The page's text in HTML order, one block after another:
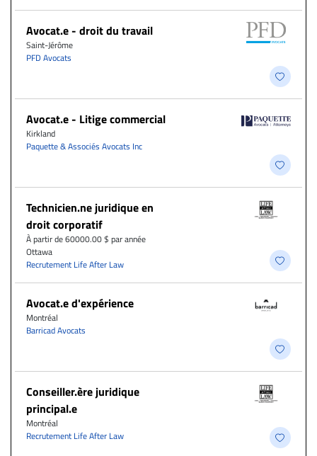
Avocat.e - droit du travail
Saint-Jérôme
PFD Avocats
Avocat.e - Litige commercial
Kirkland
Paquette & Associés Avocats Inc
Technicien.ne juridique en
droit corporatif
À partir de 60000.00 $ par année
Ottawa
Recrutement Life After Law
Avocat.e d'expérience
Montréal
Barricad Avocats
Conseiller.ère juridique
principal.e
Montréal
Recrutement Life After Law